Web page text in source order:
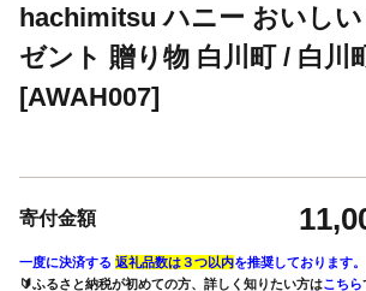
hachimitsu ハニー おいし
ゼント 贈り物 白川町 / 白川
[AWAH007]
寄付金額
一度に決済する 返礼品数は３つ以内を推奨しております。
🔰ふるさと納税が初めての方、詳しく知りたい方はこちら